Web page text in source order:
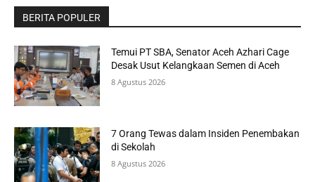
BERITA POPULER
Temui PT SBA, Senator Aceh Azhari Cage
Desak Usut Kelangkaan Semen di Aceh
8 Agustus 2026
7 Orang Tewas dalam Insiden Penembakan
di Sekolah
8 Agustus 2026